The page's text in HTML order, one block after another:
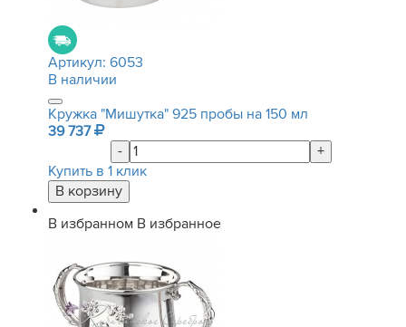
Артикул: 6053
В наличии
Кружка "Мишутка" 925 пробы на 150 мл
39 737
-
+
Купить в 1 клик
В избранном В избранное